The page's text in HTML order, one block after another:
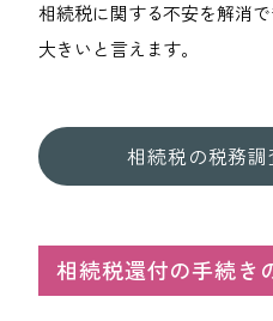
相続税に関する不安を解消
大きいと言えます。
相続税の税務調
相続税還付の手続き